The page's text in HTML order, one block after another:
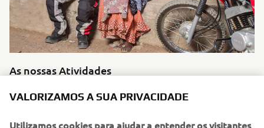
As nossas Atividades
VALORIZAMOS A SUA PRIVACIDADE
Utilizamos cookies para ajudar a entender os visitantes